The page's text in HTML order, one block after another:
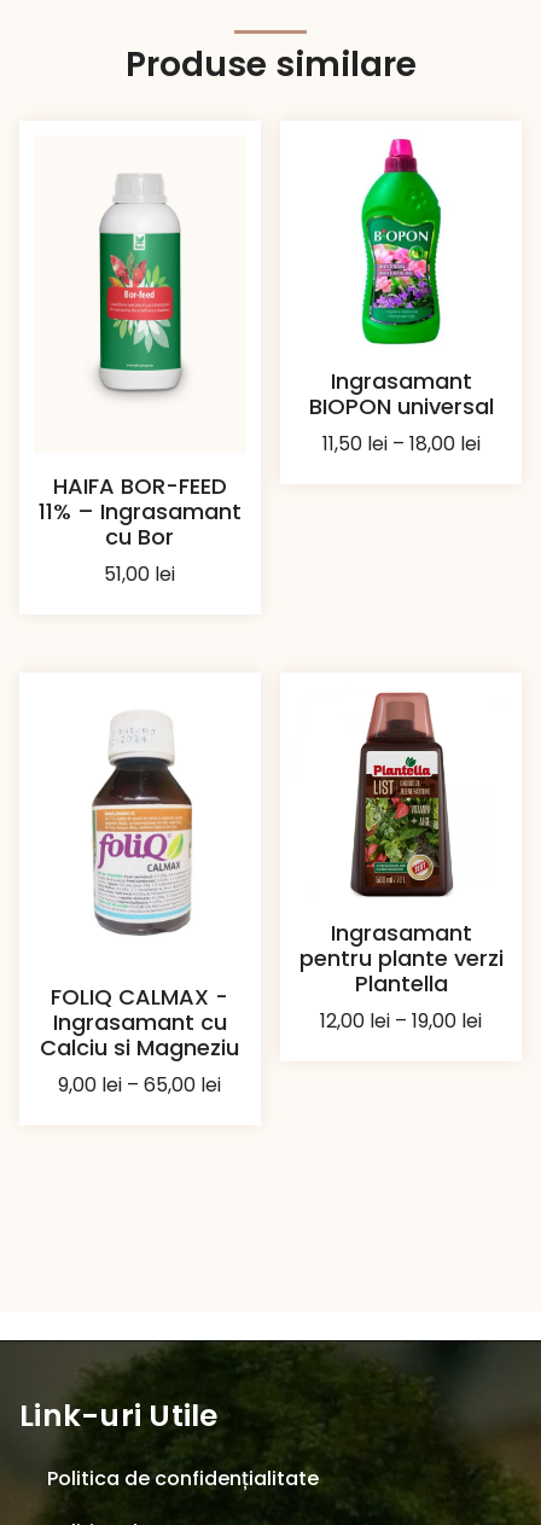
Produse similare
HAIFA BOR-FEED
11% – Ingrasamant
cu Bor
51,00 lei
Ingrasamant
BIOPON universal
11,50 lei – 18,00 lei
FOLIQ CALMAX -
Ingrasamant cu
Calciu si Magneziu
9,00 lei – 65,00 leiInterval
Ingrasamant
pentru plante verzi
Plantella
12,00 lei – 19,00 lei
Link-uri Utile
Politica de confidențialitate